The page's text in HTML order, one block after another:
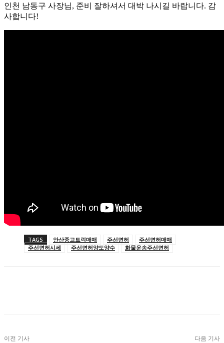
인천 남동구 사장님, 준비 잘하셔서 대박 나시길 바랍니다. 감
사합니다!
TAGS 안산중고트럭매매 주선면허
주선면허매매
주선면허시세
주선면허양도양수 화물운송주선면허
이전 기사 다음 기사